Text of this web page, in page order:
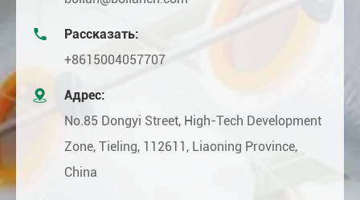

Рассказать:
+8615004057707

Адрес:
No.85 Dongyi Street, High-Tech Development
Zone, Tieling, 112611, Liaoning Province,
China